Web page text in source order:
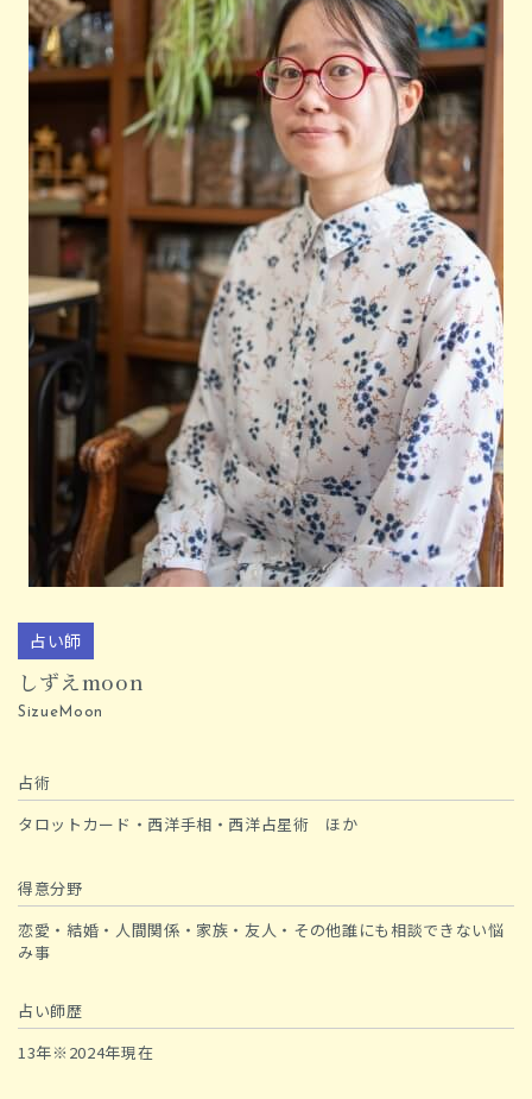
占い師
しずえmoon
SizueMoon
占術
タロットカード・西洋手相・西洋占星術 ほか
得意分野
恋愛・結婚・人間関係・家族・友人・その他誰にも相談できない悩
み事
占い師歴
13年※2024年現在